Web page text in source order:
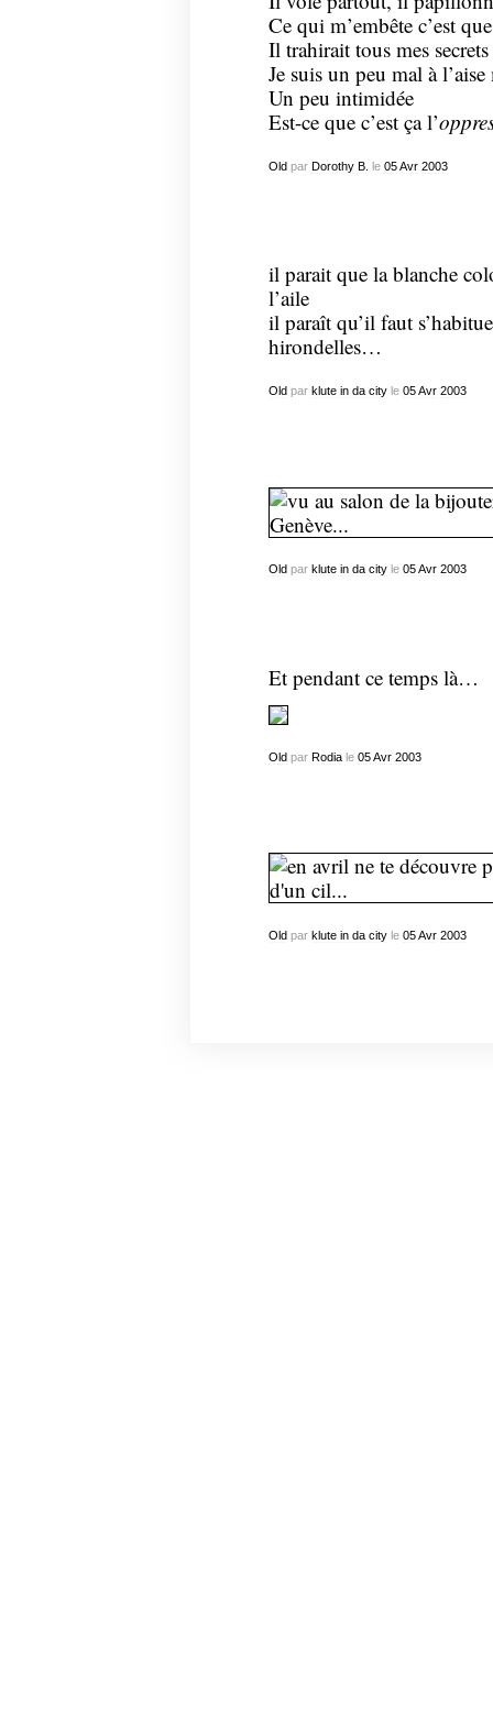
Ce qui m’embête c’est
Il trahirait tous mes
Je suis un peu mal à
Un peu intimidée
Est-ce que c’est ça l’
Oldpar Dorothy B. le 05 Avr 2003
il parait que la blanche
l’aile
il paraît qu’il faut
hirondelles…
Oldpar klute in da cityle 05 Avr 2003
Oldpar klute in da cityle 05 Avr 2003
Et pendant ce temps là…
Oldpar Rodiale 05 Avr 2003
Oldpar klute in da cityle 05 Avr 2003